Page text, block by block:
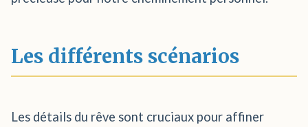
Les différents scénarios
Les détails du rêve sont cruciaux pour affiner